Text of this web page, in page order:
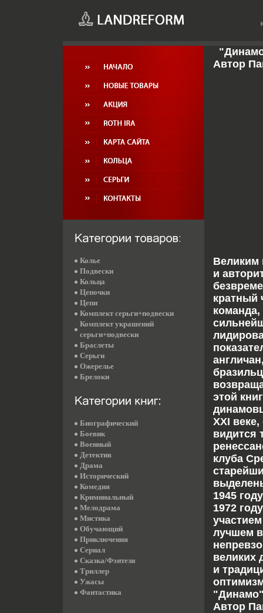
Автор
Великим
и
кратный
команда,
этой
XXI
видится
клуба
1945
1972
лучшем
великих
и
"Динамо"
Автор
Колье
Подвески
Кольца
Цепочки
Цепи
Комплект серьги+подвески
Комплект украшений
серьги+подвески
Браслеты
Серьги
Ожерелье
Брелоки
Биографический
Боевик
Военный
Детектив
Драма
Исторический
Комедия
Криминальный
Мелодрама
Мистика
Обучающий
Приключения
Сериал
Сказка/Фэнтези
Триллер
Ужасы
Фантастика